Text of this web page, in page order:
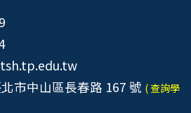
市中山區長春路 167 號 ( 查詢學